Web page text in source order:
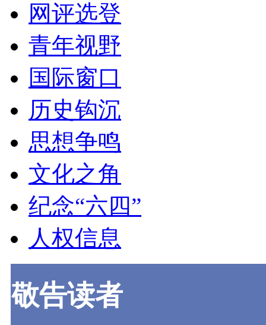
网评选登
青年视野
国际窗口
历史钩沉
思想争鸣
文化之角
纪念“六四”
人权信息
敬告读者